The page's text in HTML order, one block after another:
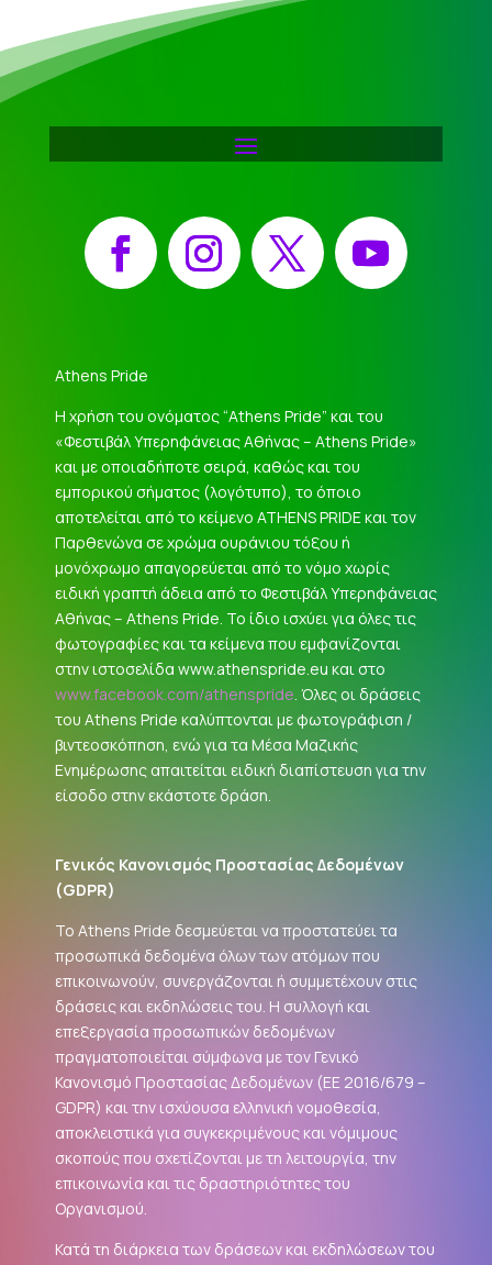
Facebook Instagram X YouTube
Athens Pride
Η χρήση του ονόματος “Athens Pride” και του
«Φεστιβάλ Υπερηφάνειας Αθήνας – Athens Pride»
και με οποιαδήποτε σειρά, καθώς και του
εμπορικού σήματος (λογότυπο), το όποιο
αποτελείται από το κείμενο ATHENS PRIDE και τον
Παρθενώνα σε χρώμα ουράνιου τόξου ή
μονόχρωμο απαγορεύεται από το νόμο χωρίς
ειδική γραπτή άδεια από το Φεστιβάλ Υπερηφάνειας
Αθήνας – Athens Pride. Το ίδιο ισχύει για όλες τις
φωτογραφίες και τα κείμενα που εμφανίζονται
στην ιστοσελίδα www.athenspride.eu και στο
www.facebook.com/athenspride. Όλες οι δράσεις
του Athens Pride καλύπτονται με φωτογράφιση /
βιντεοσκόπηση, ενώ για τα Μέσα Μαζικής
Ενημέρωσης απαιτείται ειδική διαπίστευση για την
είσοδο στην εκάστοτε δράση.
Γενικός Κανονισμός Προστασίας Δεδομένων
(GDPR)
Το Athens Pride δεσμεύεται να προστατεύει τα
προσωπικά δεδομένα όλων των ατόμων που
επικοινωνούν, συνεργάζονται ή συμμετέχουν στις
δράσεις και εκδηλώσεις του. Η συλλογή και
επεξεργασία προσωπικών δεδομένων
πραγματοποιείται σύμφωνα με τον Γενικό
Κανονισμό Προστασίας Δεδομένων (ΕΕ 2016/679 –
GDPR) και την ισχύουσα ελληνική νομοθεσία,
αποκλειστικά για συγκεκριμένους και νόμιμους
σκοπούς που σχετίζονται με τη λειτουργία, την
επικοινωνία και τις δραστηριότητες του
Οργανισμού.
Κατά τη διάρκεια των δράσεων και εκδηλώσεων του